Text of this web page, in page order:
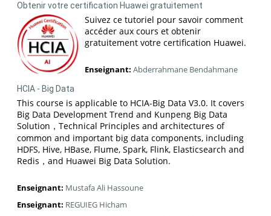
Obtenir votre certification Huawei gratuitement
Suivez ce tutoriel pour savoir comment
accéder aux cours et obtenir
gratuitement votre certification Huawei.
Enseignant: Abderrahmane Bendahmane
HCIA - Big Data
This course is applicable to HCIA-Big Data V3.0. It covers
Big Data Development Trend and Kunpeng Big Data
Solution，Technical Principles and architectures of
common and important big data components, including
HDFS, Hive, HBase, Flume, Spark, Flink, Elasticsearch and
Redis，and Huawei Big Data Solution.
Enseignant: Mustafa Ali Hassoune
Enseignant: REGUIEG Hicham